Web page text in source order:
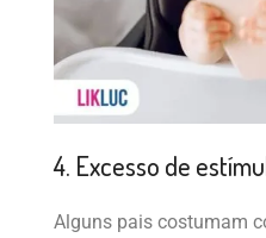
4. Excesso de
Alguns pais costumam